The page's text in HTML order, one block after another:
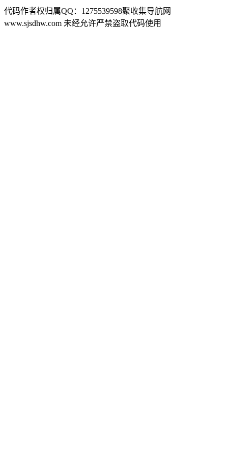
代码作者权归属QQ：1275539598聚收集导航网
www.sjsdhw.com 未经允许严禁盗取代码使用